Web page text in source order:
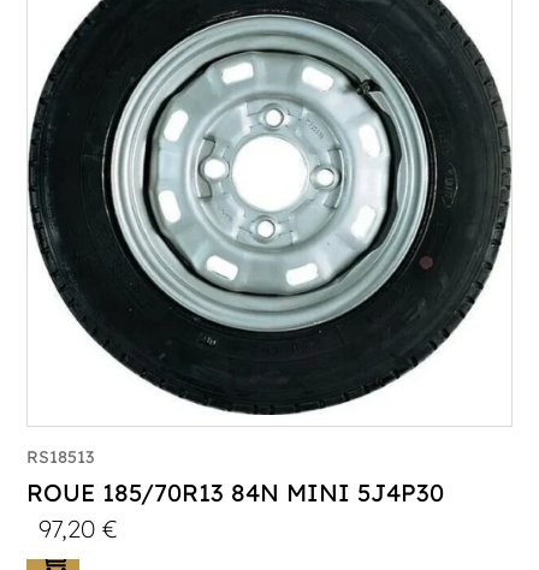
RS18513
ROUE 185/70R13 84N MINI 5J4P30
97,20€